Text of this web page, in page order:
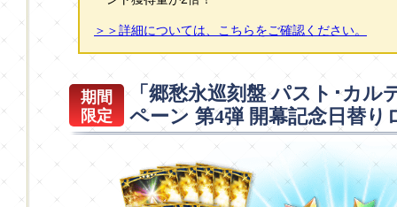
＞＞詳細については、こちらをご確認ください。
期間
限定
「郷愁永巡刻盤 パスト･カ
ペーン 第4弾 開幕記念日替